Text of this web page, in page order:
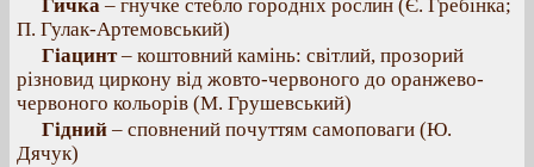
Гичка – гнучке стебло городніх рослин (Є. Гребінка;
П. Гулак-Артемовський)
Гіацинт– коштовний камінь: світлий, прозорий
різновид циркону від жовто-червоного до оранжево-
червоного кольорів (М. Грушевський)
Гідний – сповнений почуттям самоповаги (Ю.
Дячук)